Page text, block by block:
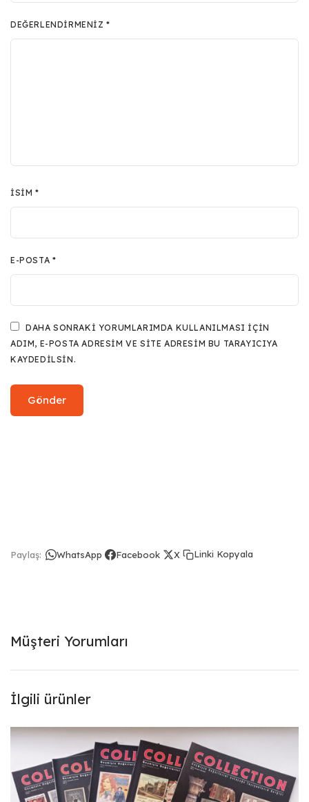
DEĞERLENDIRMENIZ*
İSIM*
E-POSTA *
DAHA SONRAKI YORUMLARIMDA KULLANILMASI IÇIN
ADIM, E-POSTA ADRESIM VE SITE ADRESIM BU TARAYICIYA
KAYDEDILSIN.
Paylaş: WhatsApp Facebook X Linki Kopyala
Müşteri Yorumları
İlgili ürünler